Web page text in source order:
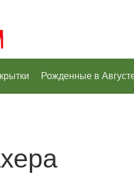
Рожденные в